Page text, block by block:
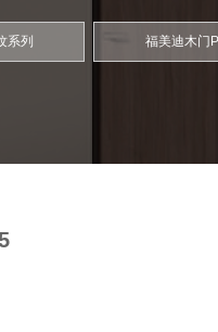
系列 福美迪木门